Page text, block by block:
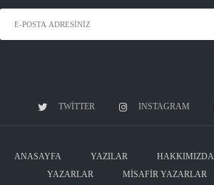
TWITTER INSTAGRAM
ANASAYFA YAZILAR HAKKIMIZDA
YAZARLAR
MISAFIR YAZARLAR